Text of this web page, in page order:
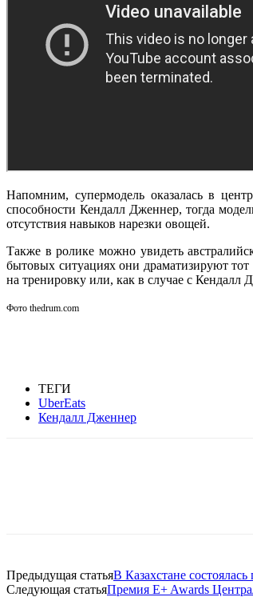
Напомним, супермодель оказалась в
способности Кендалл Дженнер, тогда
отсутствия навыков нарезки овощей.
Также в ролике можно увидеть
бытовых ситуациях они драматизируют тот
на тренировку или, как в случае с Кендалл
Фото thedrum.com
ТЕГИ
UberEats
Кендалл Дженнер
Предыдущая статьяВ Казахстане
Следующая статьяПремия E+ Awards